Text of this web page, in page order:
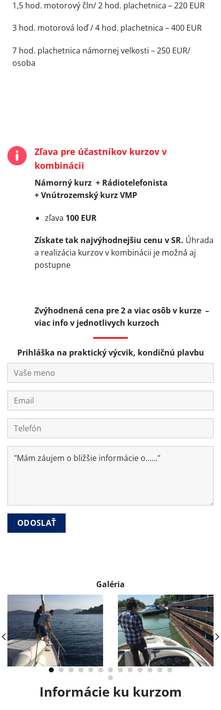
1,5 hod. motorový čln/ 2 hod. plachetnica – 220 EUR
3 hod. motorová loď / 4 hod. plachetnica – 400 EUR
7 hod. plachetnica námornej velkosti – 250 EUR/
osoba
Zľava pre účastníkov kurzov v
kombinácii
Námorný kurz + Rádiotelefonista
+Vnútrozemský kurz VMP
zľava 100 EUR
Získate tak najvýhodnejšiu cenu v SR. Úhrada
a realizácia kurzov v kombinácii je možná aj
postupne
Zvýhodnená cena pre 2 a viac osôb v kurze –
viac info v jednotlivych kurzoch
Prihláška na praktický výcvik, kondičnú plavbu
Galéria
Informácie ku kurzom